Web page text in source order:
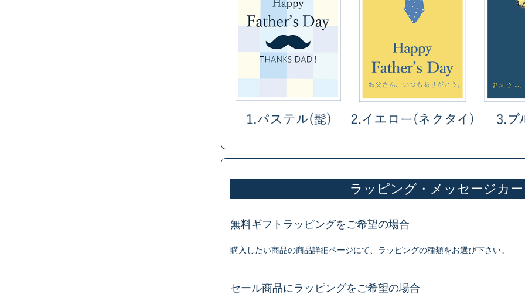
ラッピング・メッセージカ
無料ギフトラッピングをご希望の場合
購入したい商品の商品詳細ページにて、ラッピングの種類をお選び下さい。
セール商品にラッピングをご希望の場合